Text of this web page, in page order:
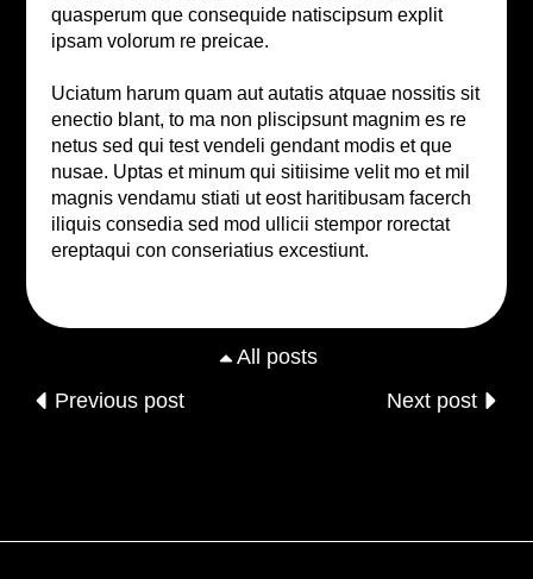
quasperum que consequide natiscipsum explit
ipsam volorum re preicae.
Uciatum harum quam aut autatis atquae nossitis sit
enectio blant, to ma non pliscipsunt magnim es re
netus sed qui test vendeli gendant modis et que
nusae. Uptas et minum qui sitiisime velit mo et mil
magnis vendamu stiati ut eost haritibusam facerch
iliquis consedia sed mod ullicii stempor rorectat
ereptaqui con conseriatius excestiunt.
All posts
Previous post
Next post